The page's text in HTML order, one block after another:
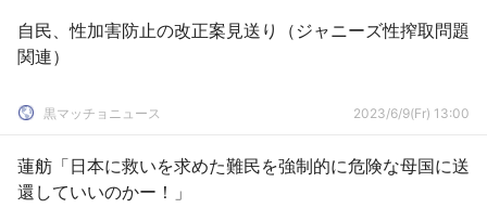
自民、性加害防止の改正案見送り（ジャニーズ性搾取問題
関連）
黒マッチョニュース 2023/6/9(Fr) 13:00
蓮舫「日本に救いを求めた難民を強制的に危険な母国に送
還していいのかー！」